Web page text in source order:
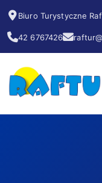
Biuro Turystyczne
42 6767426